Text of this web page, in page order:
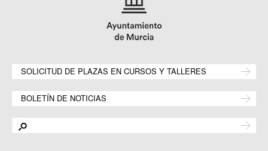
SOLICITUD DE PLAZAS EN CURSOS Y TALLERES
BOLETÍN DE NOTICIAS